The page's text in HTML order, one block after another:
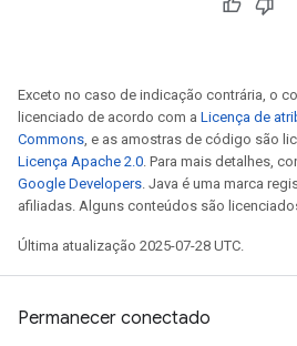
Exceto no caso de indicação contrária, o
licenciado de acordo com a Licença de
Commons, e as amostras de código são
Licença Apache 2.0. Para mais detalhes,
Google Developers. Java é uma marca
afiliadas. Alguns conteúdos são
Última atualização 2025-07-28 UTC.
Permanecer conectado